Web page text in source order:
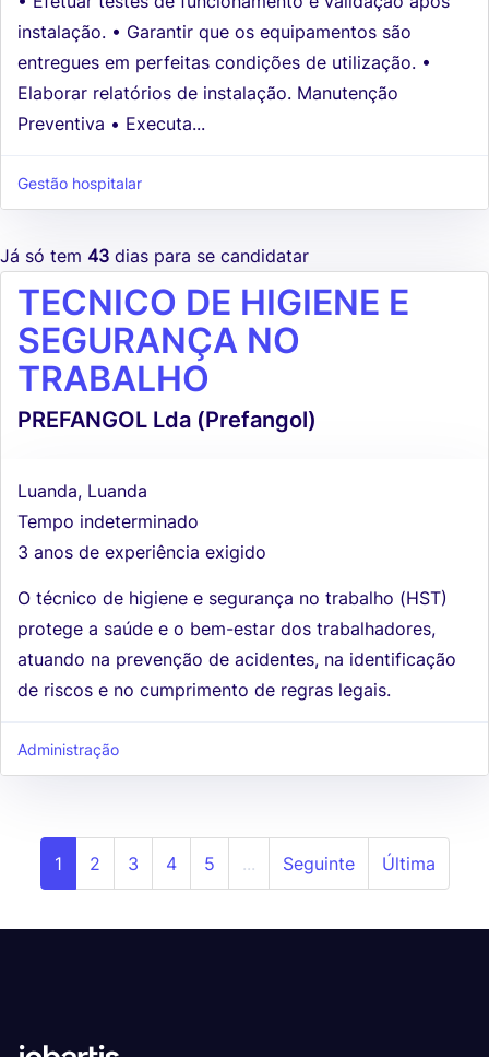
instalação. • Garantir que os equipamentos são
entregues em perfeitas condições de utilização. •
Elaborar relatórios de instalação. Manutenção
Preventiva • Executa...
Gestão hospitalar
Já só tem 43 dias para se candidatar
TECNICO DE HIGIENE E
SEGURANÇA NO
TRABALHO
PREFANGOL Lda (Prefangol)
Luanda, Luanda
Tempo indeterminado
3 anos de experiência exigido
O técnico de higiene e segurança no trabalho (HST)
protege a saúde e o bem-estar dos trabalhadores,
atuando na prevenção de acidentes, na identificação
de riscos e no cumprimento de regras legais.
Administração
1 2 3 4 5 ... Seguinte Última